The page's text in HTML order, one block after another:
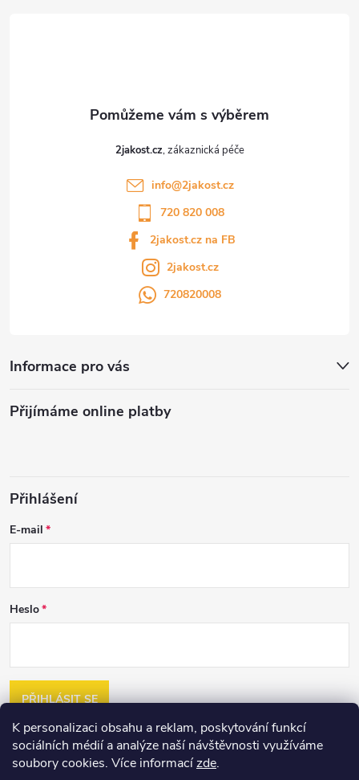
K personalizaci obsahu a reklam, poskytování funkcí
sociálních médií a analýze naší návštěvnosti využíváme
soubory cookies. Více informacízde.
2jakost.cz
info@2jakost.cz
720 820 008
2jakost.cz na FB
2jakost.cz
720820008
Informace pro vás
Přijímáme online platby
Přihlášení
E-mail
Heslo
PŘIHLÁSIT SE
Nová registrace
Zapomenuté heslo